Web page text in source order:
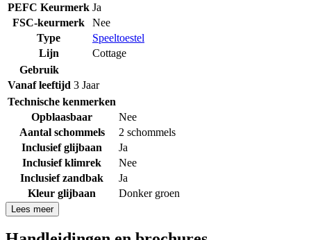
PEFC Keurmerk Ja
FSC-keurmerk
Nee
Type
Speeltoestel
Lijn
Cottage
Gebruik
Vanaf leeftijd 3 Jaar
Technische kenmerken
Opblaasbaar
Nee
Aantal schommels
2 schommels
Inclusief glijbaan
Ja
Inclusief klimrek
Nee
Inclusief zandbak
Ja
Kleur glijbaan
Donker groen
Lees meer